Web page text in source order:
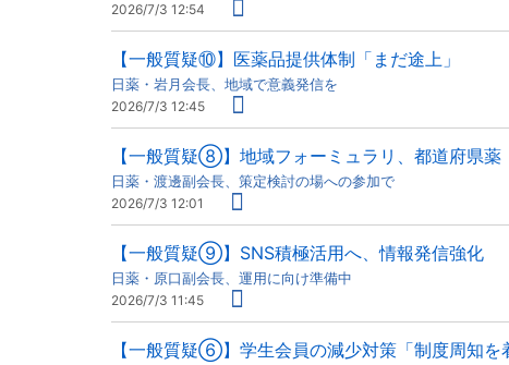
2026/7/3 12:54
【一般質疑⑩】医薬品提供体制「まだ途上」
日薬・岩月会長、地域で意義発信を
2026/7/3 12:45
【一般質疑⑧】地域フォーミュラリ、都道府県薬
日薬・渡邊副会長、策定検討の場への参加で
2026/7/3 12:01
【一般質疑⑨】SNS積極活用へ、情報発信強化
日薬・原口副会長、運用に向け準備中
2026/7/3 11:45
【一般質疑⑥】学生会員の減少対策「制度周知を